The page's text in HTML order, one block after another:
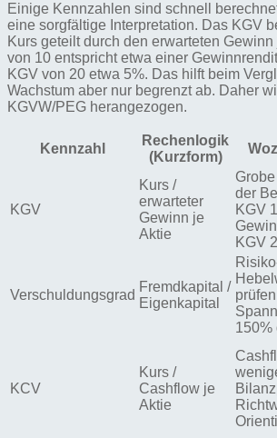
Einige Kennzahlen sind schnell
eine sorgfältige Interpretation. Das KGV
Kurs geteilt durch den erwarteten
von 10 entspricht etwa einer
KGV von 20 etwa 5%. Das hilft beim
Wachstum aber nur begrenzt ab. Daher
KGVW/PEG herangezogen.
Kennzahl
Rechenlogik
(Kurzform)
KGV
Kurs /
erwarteter
Gewinn je
Aktie
der
KGV
KGV
Verschuldungsgrad
Fremdkapital /
Eigenkapital
150%
KCV
Kurs /
Cashflow je
Aktie